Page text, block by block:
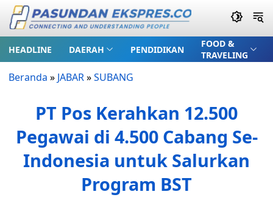
HEADLINE DAERAH PENDIDIKAN
FOOD &
TRAVELING
Beranda » JABAR»SUBANG
PT Pos Kerahkan 12.500
Pegawai di 4.500 Cabang Se-
Indonesia untuk Salurkan
Program BST